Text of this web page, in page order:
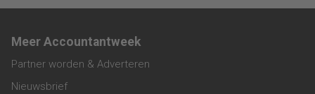
Meer Accountantweek
Partner worden & Adverteren
Nieuwsbrief